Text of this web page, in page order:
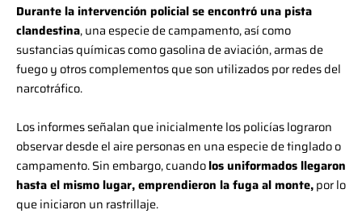
Durante la intervención policial se encontró una pista
clandestina, una especie de campamento, así como
sustancias químicas como gasolina de aviación, armas de
fuego y otros complementos que son utilizados por redes del
narcotráfico.
Los informes señalan que inicialmente los policías lograron
observar desde el aire personas en una especie de tinglado o
campamento. Sin embargo, cuandolos uniformados llegaron
hasta el mismo lugar, emprendieron la fuga al monte,por lo
que iniciaron un rastrillaje.